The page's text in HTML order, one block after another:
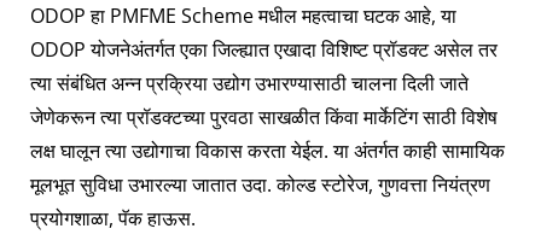
ODOP हा PMFME Scheme मधील महत्वाचा घटक आहे, या
ODOP योजनेअंतर्गत एका जिल्ह्यात एखादा विशिष्ट प्रॉडक्ट असेल तर
त्या संबंधित अन्न प्रक्रिया उद्योग उभारण्यासाठी चालना दिली जाते
जेणेकरून त्या प्रॉडक्टच्या पुरवठा साखळीत किंवा मार्केटिंग साठी विशेष
लक्ष घालून त्या उद्योगाचा विकास करता येईल. या अंतर्गत काही सामायिक
मूलभूत सुविधा उभारल्या जातात उदा. कोल्ड स्टोरेज, गुणवत्ता नियंत्रण
प्रयोगशाळा, पॅक हाऊस.